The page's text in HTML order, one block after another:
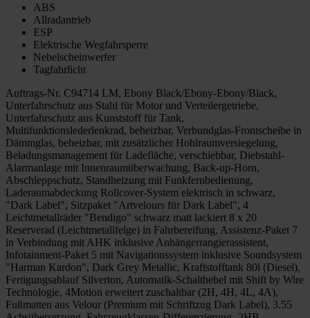
ABS
Allradantrieb
ESP
Elektrische Wegfahrsperre
Nebelscheinwerfer
Tagfahrlicht
Auftrags-Nr. C94714 LM, Ebony Black/Ebony-Ebony/Black,
Unterfahrschutz aus Stahl für Motor und Verteilergetriebe,
Unterfahrschutz aus Kunststoff für Tank,
Multifunktionslederlenkrad, beheizbar, Verbundglas-Frontscheibe in
Dämmglas, beheizbar, mit zusätzlicher Hohlraumversiegelung,
Beladungsmanagement für Ladefläche, verschiebbar, Diebstahl-
Alarmanlage mit Innenraumüberwachung, Back-up-Horn,
Abschleppschutz, Standheizung mit Funkfernbedienung,
Laderaumabdeckung Rollcover-System elektrisch in schwarz,
"Dark Label", Sitzpaket "Artvelours für Dark Label", 4
Leichtmetallräder "Bendigo" schwarz matt lackiert 8 x 20
Reserverad (Leichtmetallfelge) in Fahrbereifung, Assistenz-Paket 7
in Verbindung mit AHK inklusive Anhängerrangierassistent,
Infotainment-Paket 5 mit Navigationssystem inklusive Soundsystem
"Harman Kardon", Dark Grey Metallic, Kraftstofftank 80l (Diesel),
Fertigungsablauf Silverton, Automatik-Schalthebel mit Shift by Wire
Technologie, 4Motion erweitert zuschaltbar (2H, 4H, 4L, 4A),
Fußmatten aus Velour (Premium mit Schriftzug Dark Label), 3.55